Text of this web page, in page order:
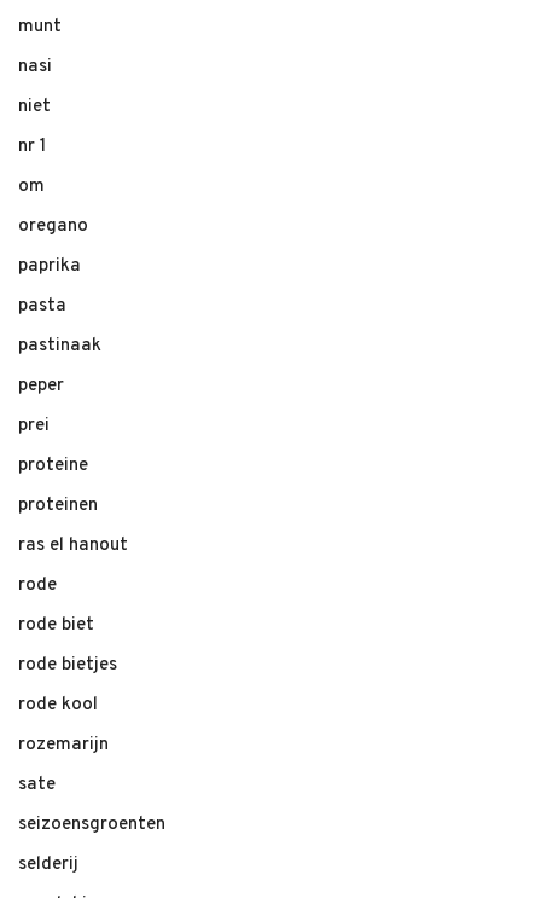
munt
nasi
niet
nr 1
om
oregano
paprika
pasta
pastinaak
peper
prei
proteine
proteinen
ras el hanout
rode
rode biet
rode bietjes
rode kool
rozemarijn
sate
seizoensgroenten
selderij